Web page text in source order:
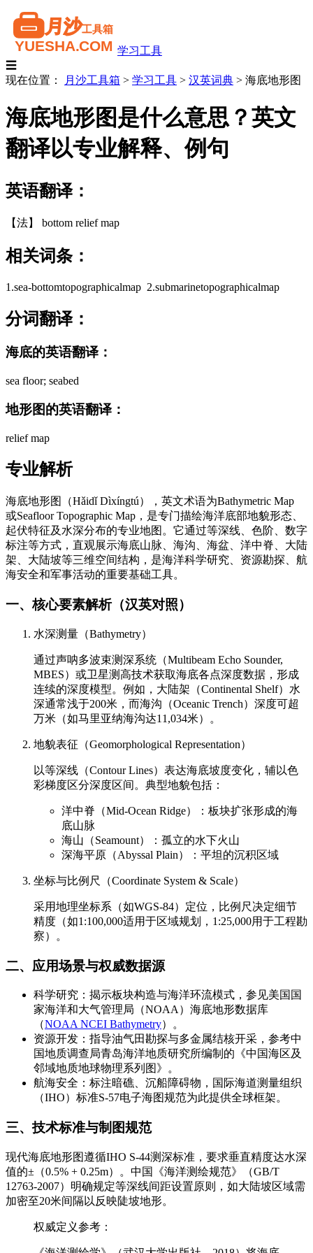
学习工具
☰
现在位置：
月沙工具箱 > 学习工具 > 汉英词典 > 海底地形图
海底地形图是什么意思？英文
翻译以专业解释、例句
英语翻译：
【法】 bottom relief map
相关词条：
1.sea-bottomtopographicalmap 2.submarinetopographicalmap
分词翻译：
海底的英语翻译：
sea floor; seabed
地形图的英语翻译：
relief map
专业解析
海底地形图（Hǎidǐ Dìxíngtú），英文术语为Bathymetric Map
或Seafloor Topographic Map，是专门描绘海洋底部地貌形态、
起伏特征及水深分布的专业地图。它通过等深线、色阶、数字
标注等方式，直观展示海底山脉、海沟、海盆、洋中脊、大陆
架、大陆坡等三维空间结构，是海洋科学研究、资源勘探、航
海安全和军事活动的重要基础工具。
一、核心要素解析（汉英对照）
水深测量（Bathymetry）
通过声呐多波束测深系统（Multibeam Echo Sounder,
MBES）或卫星测高技术获取海底各点深度数据，形成
连续的深度模型。例如，大陆架（Continental Shelf）水
深通常浅于200米，而海沟（Oceanic Trench）深度可超
万米（如马里亚纳海沟达11,034米）。
地貌表征（Geomorphological Representation）
以等深线（Contour Lines）表达海底坡度变化，辅以色
彩梯度区分深度区间。典型地貌包括：
洋中脊（Mid-Ocean Ridge）：板块扩张形成的海
底山脉
海山（Seamount）：孤立的水下火山
深海平原（Abyssal Plain）：平坦的沉积区域
坐标与比例尺（Coordinate System & Scale）
采用地理坐标系（如WGS-84）定位，比例尺决定细节
精度（如1:100,000适用于区域规划，1:25,000用于工程勘
察）。
二、应用场景与权威数据源
科学研究：揭示板块构造与海洋环流模式，参见美国国
家海洋和大气管理局（NOAA）海底地形数据库
（NOAA NCEI Bathymetry）。
资源开发：指导油气田勘探与多金属结核开采，参考中
国地质调查局青岛海洋地质研究所编制的《中国海区及
邻域地质地球物理系列图》。
航海安全：标注暗礁、沉船障碍物，国际海道测量组织
（IHO）标准S-57电子海图规范为此提供全球框架。
三、技术标准与制图规范
现代海底地形图遵循IHO S-44测深标准，要求垂直精度达水深
值的±（0.5% + 0.25m）。中国《海洋测绘规范》（GB/T
12763-2007）明确规定等深线间距设置原则，如大陆坡区域需
加密至20米间隔以反映陡坡地形。
权威定义参考：